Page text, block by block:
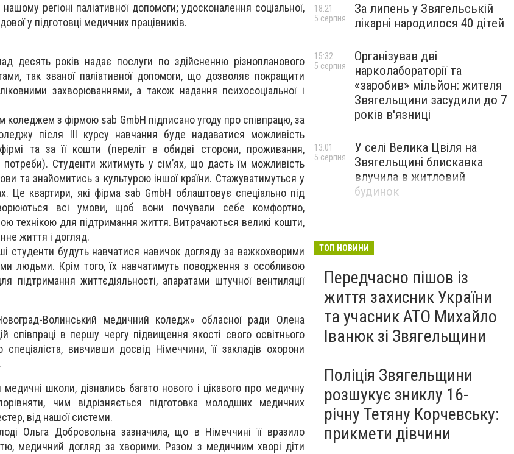
регіоні паліативної допомоги; удосконалення соціальної,
у підготовці медичних працівників.
десять років надає послуги по здійсненню різнопланового
так званої паліативної допомоги, що дозволяє покращити
захворюваннями, а також надання психосоціальної і
з фірмою sab GmbH підписано угоду про співпрацю, за
після ІІІ курсу навчання буде надаватися можливість
та за її кошти (переліт в обидві сторони, проживання,
Студенти житимуть у сім’ях, що дасть їм можливість
та знайомитись з культурою іншої країни. Стажуватимуться у
Це квартири, які фірма sab GmbH облаштовує спеціально під
всі умови, щоб вони почували себе комфортно,
технікою для підтримання життя. Витрачаються великі кошти,
життя і догляд.
студенти будуть навчатися навичок догляду за важкохворими
людьми. Крім того, їх навчатимуть поводження з особливою
підтримання життєдіяльності, апаратами штучної вентиляції
Волинський медичний коледж» обласної ради Олена
співпраці в першу чергу підвищення якості свого освітнього
вивчивши досвід Німеччини, її закладів охорони
школи, дізнались багато нового і цікавого про медичну
чим відрізняється підготовка молодших медичних
від нашої системи.
Ольга Добровольна зазначила, що в Німеччині її вразило
медичний догляд за хворими. Разом з медичним хворі діти
За липень у Звягельській
лікарні народилося 40 дітей
18:21
5 серпня
Організував дві
нарколабораторії та
«заробив» мільйон: жителя
Звягельщини засудили до 7
років в'язниці
15:32
5 серпня
У селі Велика Цвіля на
Звягельщині блискавка
влучила в житловий
будинок
13:01
5 серпня
ТОП НОВИНИ
Передчасно пішов із
життя захисник України
та учасник АТО Михайло
Іванюк зі Звягельщини
Поліція Звягельщини
розшукує зниклу 16-
річну Тетяну Корчевську:
прикмети дівчини